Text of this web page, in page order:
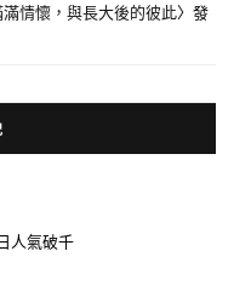
情懷，與長大後的彼此〉發
人氣破千